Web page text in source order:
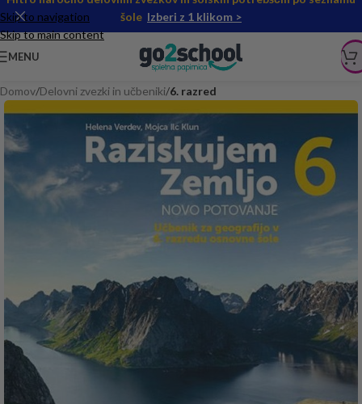
Skip to navigation
Skip to main content
šole Izberi z 1 klikom >
MENU
Domov Delovni zvezki in učbeniki 6. razred